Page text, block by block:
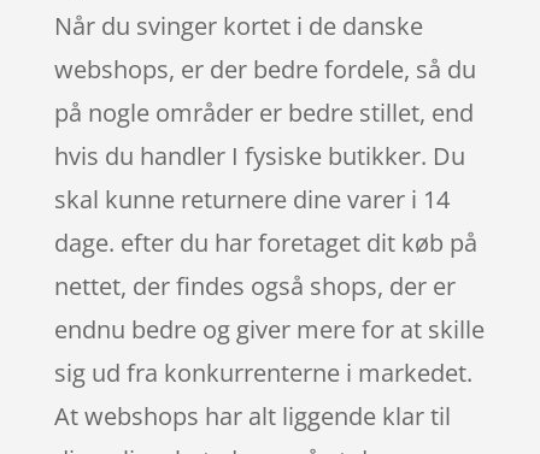
Når du svinger kortet i de danske
webshops, er der bedre fordele, så du
på nogle områder er bedre stillet, end
hvis du handler I fysiske butikker. Du
skal kunne returnere dine varer i 14
dage. efter du har foretaget dit køb på
nettet, der findes også shops, der er
endnu bedre og giver mere for at skille
sig ud fra konkurrenterne i markedet.
At webshops har alt liggende klar til